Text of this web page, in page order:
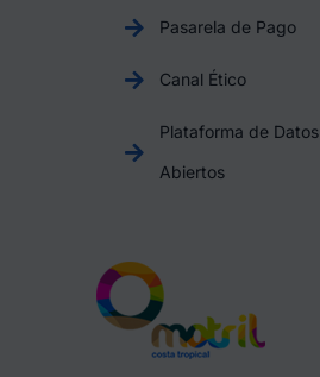
Pasarela de Pago
Canal Ético
Plataforma de Datos
Abiertos